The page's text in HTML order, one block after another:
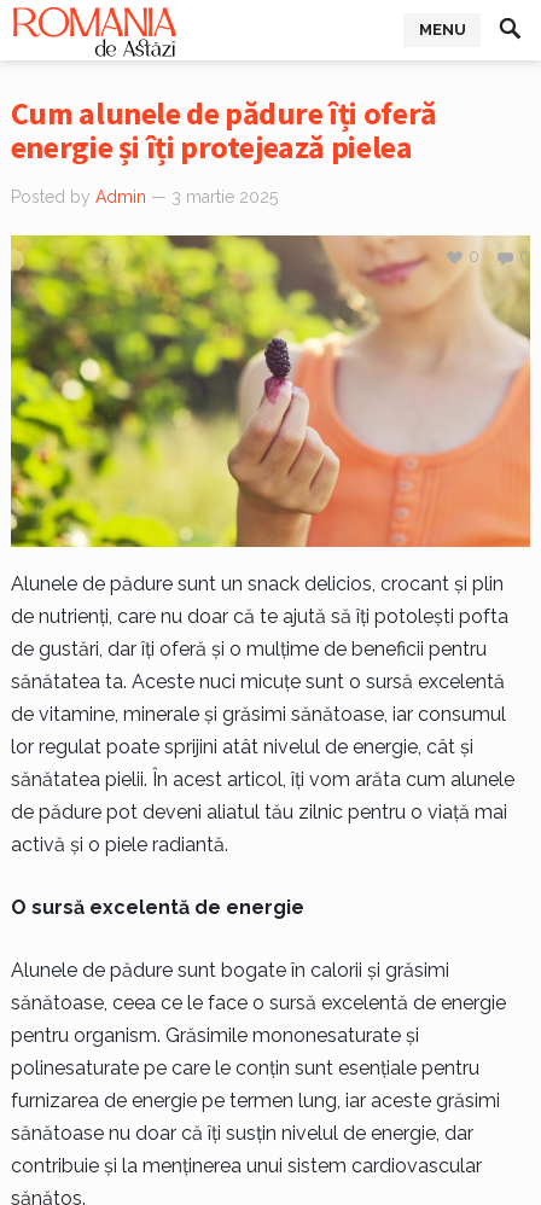
MENU
Cum alunele de pădure îți oferă
energie și îți protejează pielea
Posted by Admin — 3 martie 2025
0
0
Alunele de pădure sunt un snack delicios, crocant și plin
de nutrienți, care nu doar că te ajută să îți potolești pofta
de gustări, dar îți oferă și o mulțime de beneficii pentru
sănătatea ta. Aceste nuci micuțe sunt o sursă excelentă
de vitamine, minerale și grăsimi sănătoase, iar consumul
lor regulat poate sprijini atât nivelul de energie, cât și
sănătatea pielii. În acest articol, îți vom arăta cum alunele
de pădure pot deveni aliatul tău zilnic pentru o viață mai
activă și o piele radiantă.
O sursă excelentă de energie
Alunele de pădure sunt bogate în calorii și grăsimi
sănătoase, ceea ce le face o sursă excelentă de energie
pentru organism. Grăsimile mononesaturate și
polinesaturate pe care le conțin sunt esențiale pentru
furnizarea de energie pe termen lung, iar aceste grăsimi
sănătoase nu doar că îți susțin nivelul de energie, dar
contribuie și la menținerea unui sistem cardiovascular
sănătos.